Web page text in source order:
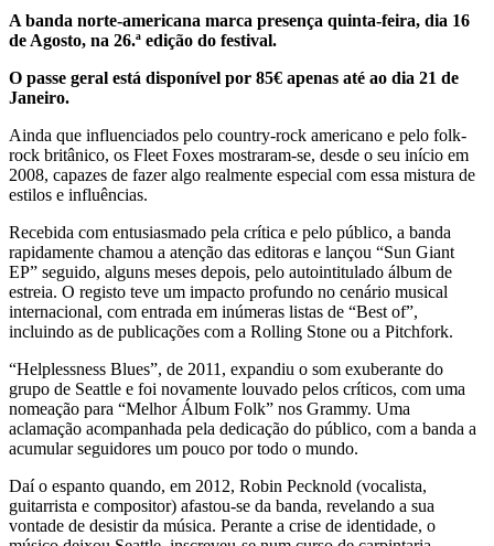
A banda norte-americana marca presença quinta-feira, dia 16
de Agosto, na 26.ª edição do festival.
O passe geral está disponível por 85€ apenas até ao dia 21 de
Janeiro.
Ainda que influenciados pelo country-rock americano e pelo folk-
rock britânico, os Fleet Foxes mostraram-se, desde o seu início em
2008, capazes de fazer algo realmente especial com essa mistura de
estilos e influências.
Recebida com entusiasmado pela crítica e pelo público, a banda
rapidamente chamou a atenção das editoras e lançou “Sun Giant
EP” seguido, alguns meses depois, pelo autointitulado álbum de
estreia. O registo teve um impacto profundo no cenário musical
internacional, com entrada em inúmeras listas de “Best of”,
incluindo as de publicações com a Rolling Stone ou a Pitchfork.
“Helplessness Blues”, de 2011, expandiu o som exuberante do
grupo de Seattle e foi novamente louvado pelos críticos, com uma
nomeação para “Melhor Álbum Folk” nos Grammy. Uma
aclamação acompanhada pela dedicação do público, com a banda a
acumular seguidores um pouco por todo o mundo.
Daí o espanto quando, em 2012, Robin Pecknold (vocalista,
guitarrista e compositor) afastou-se da banda, revelando a sua
vontade de desistir da música. Perante a crise de identidade, o